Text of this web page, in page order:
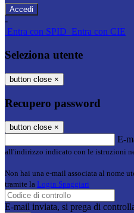
-
Entra con SPID Entra con CIE
Seleziona utente
button close ×
Recupero password
button close ×
E-
all'indirizzo indicato con le istruzioni
Non hai una e-mail associata al nome
tramite la Login Spaggiari
E-mail inviata, si prega di